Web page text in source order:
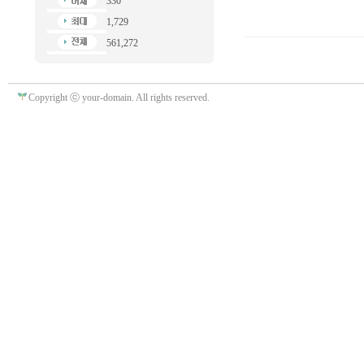
1,729
561,272
Copyright ⓒ your-domain. All rights reserved.